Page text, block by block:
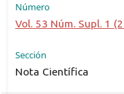
Número
Vol. 53 Núm. Supl. 1
Sección
Nota Científica